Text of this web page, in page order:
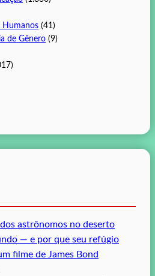
Humanos (41)
de Gênero (9)
astrônomos no deserto
— e por que seu refúgio
filme de James Bond